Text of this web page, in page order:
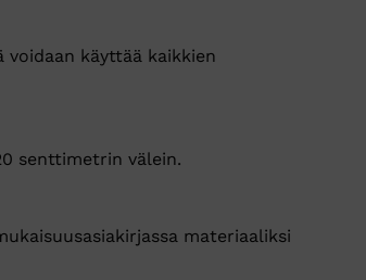
käyttää kaikkien
senttimetrin välein.
materiaaliksi